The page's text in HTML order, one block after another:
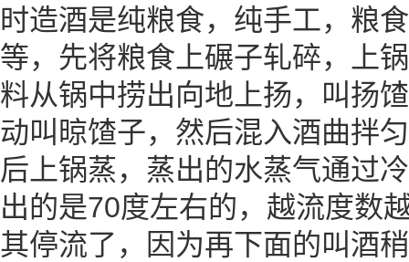
时造酒是纯粮食，纯手工，粮
等，先将粮食上碾子轧碎，上
料从锅中捞出向地上扬，叫扬
动叫晾馇子，然后混入酒曲拌
后上锅蒸，蒸出的水蒸气通过
出的是70度左右的，越流度数
其停流了，因为再下面的叫酒